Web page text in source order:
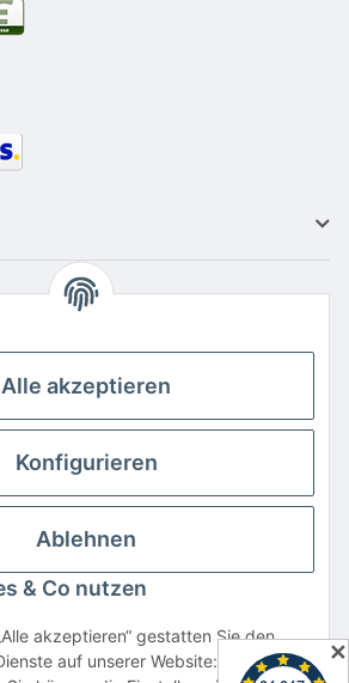
an Netzteilen und Ladegeräten
Vertrag widerrufen
USt., zzgl.Versand
Alle akzeptieren
Konfigurieren
Ablehnen
& Co nutzen
akzeptieren“ gestatten Sie den
auf unserer Website: YouTube,
✕